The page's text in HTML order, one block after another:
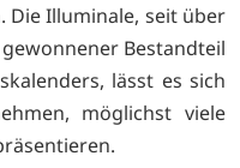
Die Illuminale, seit über
Bestandteil
lässt es sich
möglichst viele